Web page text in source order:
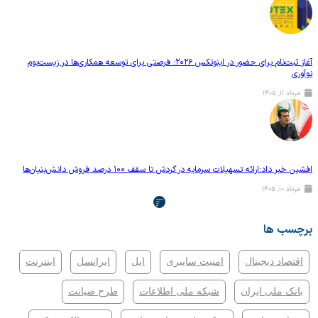
آغاز ثبت‌نام برای حضور در اینوتکس ۲۰۲۶؛ فرصتی برای توسعه همکاری‌ها در زیست‌بوم
۱۴۰۵
داد:ارائه تسهیلات سرمایه در گردش تا سقف ۱۰۰ درصد فروش دانش‌بنیان‌ها
۱۴۰۵
ها
دیجیتال امنیت سایبری اپل ایرانسل اینترنت
ملی ایران شبکه ملی اطلاعات طرح صیانت